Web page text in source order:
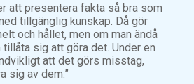
att presentera fakta så bra som
tillgänglig kunskap. Då gör
och hållet, men om man ändå
sig att göra det. Under en
att det görs misstag,
sig av dem.”